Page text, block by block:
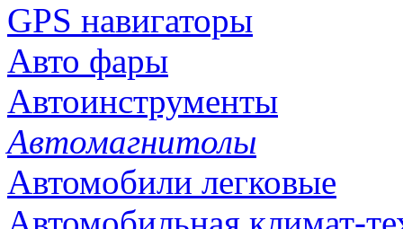
GPS навигаторы
Авто фары
Автоинструменты
Автомагнитолы
Автомобили легковые